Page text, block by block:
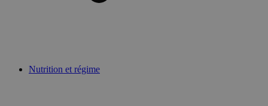
Nutrition et régime